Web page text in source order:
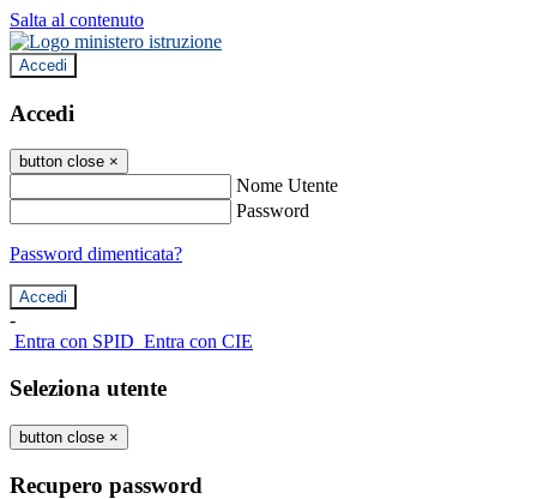
Salta al contenuto
Accedi
Accedi
button close ×
Nome Utente
Password
Password dimenticata?
-
Entra con SPID Entra con CIE
Seleziona utente
button close ×
Recupero password